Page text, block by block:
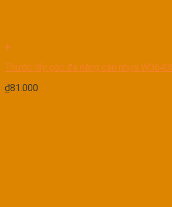
+
Thước lấy góc đa năng cán nhựa
₫81.000